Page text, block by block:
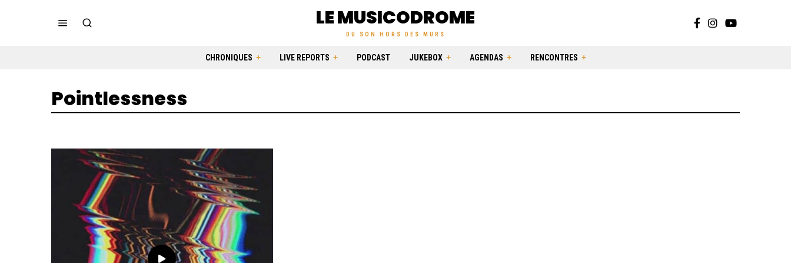
LE MUSICODROME
DU SON HORS DES MURS
CHRONIQUES LIVE REPORTS PODCAST JUKEBOX AGENDAS RENCONTRES
Pointlessness